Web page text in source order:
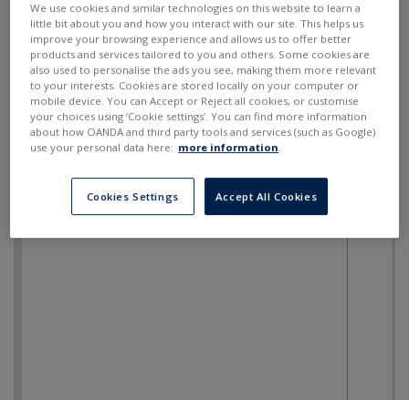
We use cookies and similar technologies on this website to learn a
little bit about you and how you interact with our site. This helps us
improve your browsing experience and allows us to offer better
products and services tailored to you and others. Some cookies are
also used to personalise the ads you see, making them more relevant
to your interests. Cookies are stored locally on your computer or
mobile device. You can Accept or Reject all cookies, or customise
your choices using ‘Cookie settings’. You can find more information
about how OANDA and third party tools and services (such as Google)
use your personal data here: more information.
Cookies Settings Accept All Cookies